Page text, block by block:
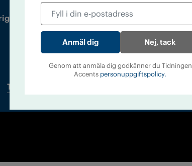
utgivare: Barbro Janson Lundkvist,
Tidningsarkiv
Nej, tack
Genom att anmäla dig godkänner du Tidningen
Accents personuppgiftspolicy.